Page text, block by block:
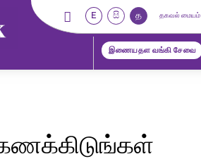
E සි த தகவல் மையம்
இணையதள வங்கி சேவை